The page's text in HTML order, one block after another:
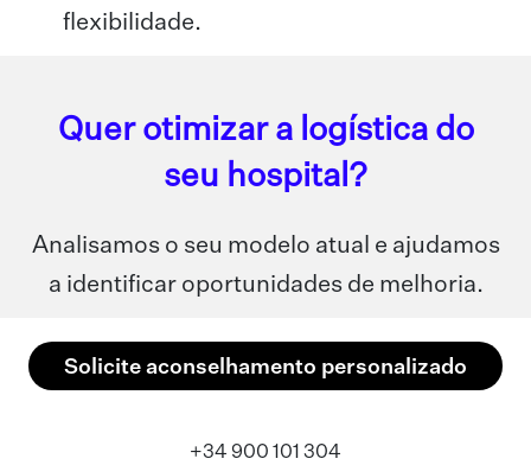
flexibilidade.
Quer otimizar a logística do
seu hospital?
Analisamos o seu modelo atual e ajudamos
a identificar oportunidades de melhoria.
Solicite aconselhamento personalizado
+34 900 101 304